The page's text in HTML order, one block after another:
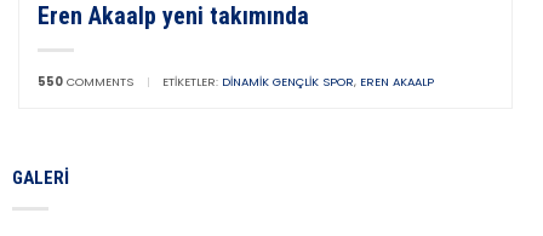
Eren Akaalp yeni takımında
550 COMMENTS | ETIKETLER: DINAMIK GENÇLIK SPOR, EREN AKAALP
GALERI